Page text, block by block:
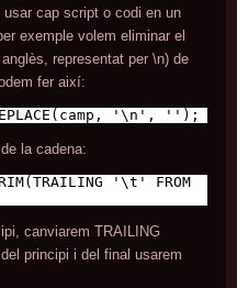
cap script o codi en un
exemple volem eliminar el
representat per \n) de
fer així:
'\n', '');
la cadena:
'\t' FROM
canviarem TRAILING
principi i del final usarem